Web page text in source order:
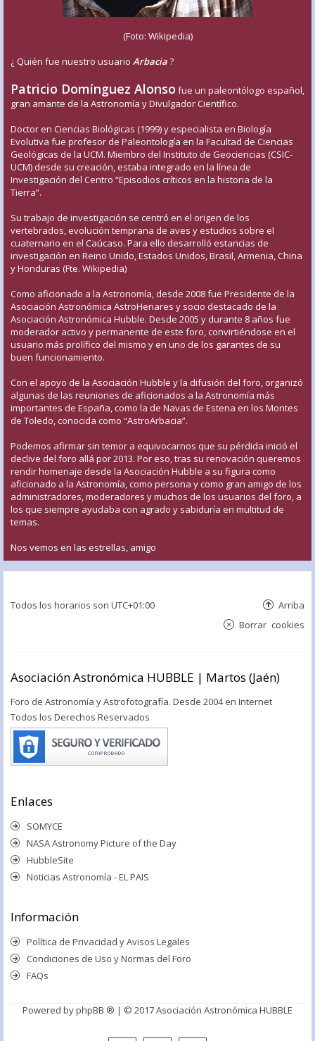
(Foto: Wikipedia)
¿ Quién fue nuestro usuario Arbacia?
Patricio Domínguez Alonso fue un paleontólogo español,
gran amante de la Astronomía y Divulgador Científico.
Doctor en Ciencias Biológicas (1999) y especialista en Biología
Evolutiva fue profesor de Paleontología en la Facultad de Ciencias
Geológicas de la UCM. Miembro del Instituto de Geociencias (CSIC-
UCM) desde su creación, estaba integrado en la línea de
Investigación del Centro “Episodios críticos en la historia de la
Tierra”.
Su trabajo de investigación se centró en el origen de los
vertebrados, evolución temprana de aves y estudios sobre el
cuaternario en el Caúcaso. Para ello desarrolló estancias de
investigación en Reino Unido, Estados Unidos, Brasil, Armenia, China
y Honduras (Fte. Wikipedia)
Como aficionado a la Astronomía, desde 2008 fue Presidente de la
Asociación Astronómica AstroHenares y socio destacado de la
Asociación Astronómica Hubble. Desde 2005 y durante 8 años fue
moderador activo y permanente de este foro, convirtiéndose en el
usuario más prolífico del mismo y en uno de los garantes de su
buen funcionamiento.
Con el apoyo de la Asociación Hubble y la difusión del foro, organizó
algunas de las reuniones de aficionados a la Astronomía más
importantes de España, como la de Navas de Estena en los Montes
de Toledo, conocida como “AstroArbacia”.
Podemos afirmar sin temor a equivocarnos que su pérdida inició el
declive del foro allá por 2013. Por eso, tras su renovación queremos
rendir homenaje desde la Asociación Hubble a su figura como
aficionado a la Astronomía, como persona y como gran amigo de los
administradores, moderadores y muchos de los usuarios del foro, a
los que siempre ayudaba con agrado y sabiduría en multitud de
temas.
Nos vemos en las estrellas, amigo
Todos los horarios son UTC+01:00 Arriba
Borrar cookies
Asociación Astronómica HUBBLE | Martos (Jaén)
Foro de Astronomía y Astrofotografía. Desde 2004 en Internet
Todos los Derechos Reservados
Enlaces
SOMYCE
NASA Astronomy Picture of the Day
HubbleSite
Noticias Astronomía - EL PAIS
Información
Política de Privacidad y Avisos Legales
Condiciones de Uso y Normas del Foro
FAQs
Powered byphpBB ® | © 2017 Asociación Astronómica HUBBLE